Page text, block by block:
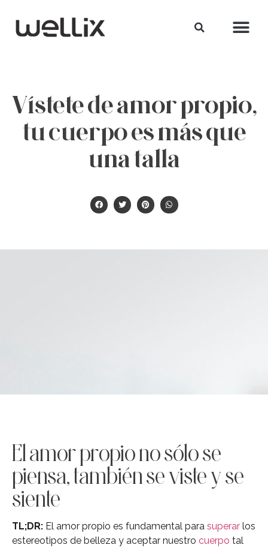
Vístete de amor propio,
tu cuerpo es más que
una talla
El amor propio no sólo se
piensa, también se viste y se
siente
TL;DR: El amor propio es fundamental para superar los
estereotipos de belleza y aceptar nuestro cuerpo tal